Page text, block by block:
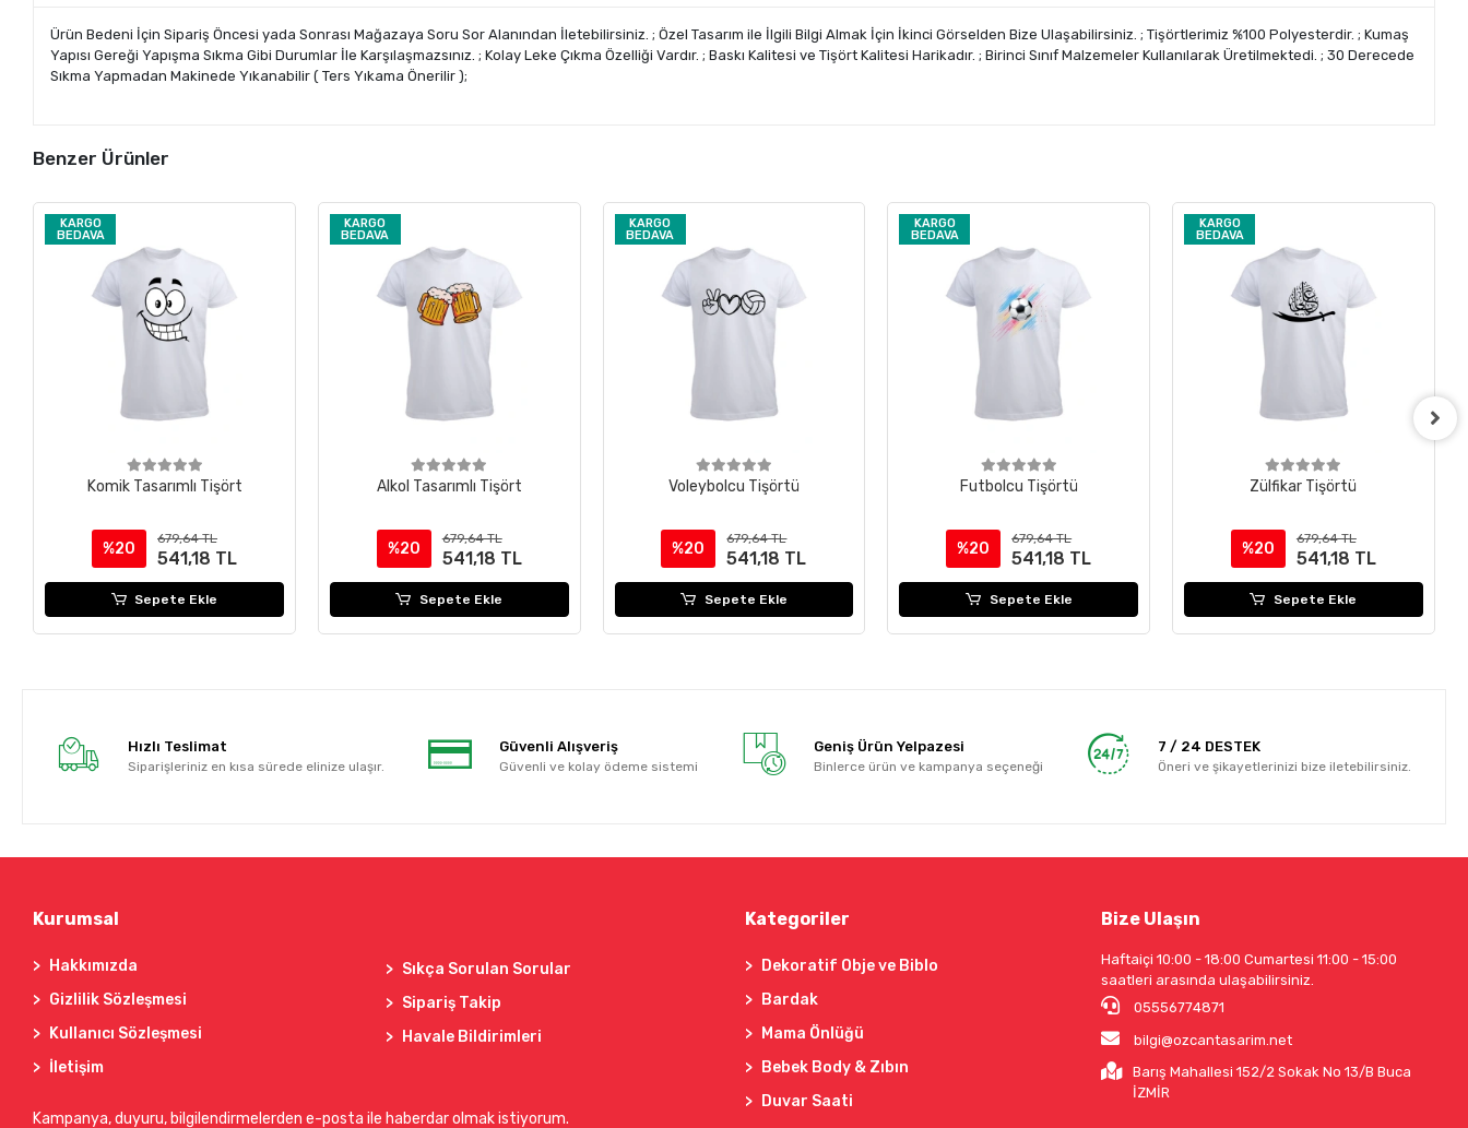
Ürün Bedeni İçin Sipariş Öncesi yada Sonrası Mağazaya Soru Sor Alanından İletebilirsiniz. ; Özel Tasarım ile İlgili Bilgi Almak İçin İkinci Görselden Bize Ulaşabilirsiniz. ; Tişörtlerimiz %100 Polyesterdir. ; Kumaş
Yapısı Gereği Yapışma Sıkma Gibi Durumlar İle Karşılaşmazsınız. ; Kolay Leke Çıkma Özelliği Vardır. ; Baskı Kalitesi ve Tişört Kalitesi Harikadır. ; Birinci Sınıf Malzemeler Kullanılarak Üretilmektedi. ; 30 Derecede
Sıkma Yapmadan Makinede Yıkanabilir ( Ters Yıkama Önerilir );
Benzer Ürünler
KARGO
BEDAVA
Komik Tasarımlı Tişört
%20
679,64 TL
541,18 TL
Sepete Ekle
KARGO
BEDAVA
Alkol Tasarımlı Tişört
%20
679,64 TL
541,18 TL
Sepete Ekle
KARGO
BEDAVA
Voleybolcu Tişörtü
%20
679,64 TL
541,18 TL
Sepete Ekle
KARGO
BEDAVA
Futbolcu Tişörtü
%20
679,64 TL
541,18 TL
Sepete Ekle
KARGO
BEDAVA
Zülfikar Tişörtü
%20
679,64 TL
541,18 TL
Sepete Ekle
Hızlı Teslimat
Siparişleriniz en kısa sürede elinize ulaşır.
Güvenli Alışveriş
Güvenli ve kolay ödeme sistemi
Geniş Ürün Yelpazesi
Binlerce ürün ve kampanya seçeneği
7 / 24 DESTEK
Öneri ve şikayetlerinizi bize iletebilirsiniz.
Kurumsal
Hakkımızda
Gizlilik Sözleşmesi
Kullanıcı Sözleşmesi
İletişim
Sıkça Sorulan Sorular
Sipariş Takip
Havale Bildirimleri
Kampanya, duyuru, bilgilendirmelerden e-posta ile haberdar olmak istiyorum.
Kategoriler
Dekoratif Obje ve Biblo
Bardak
Mama Önlüğü
Bebek Body & Zıbın
Duvar Saati
Bize Ulaşın
Haftaiçi 10:00 - 18:00 Cumartesi 11:00 - 15:00
saatleri arasında ulaşabilirsiniz.
05556774871
bilgi@ozcantasarim.net
Barış Mahallesi 152/2 Sokak No 13/B Buca
İZMİR